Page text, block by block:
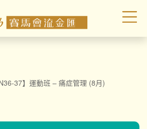
37】運動班 – 痛症管理 (8月)